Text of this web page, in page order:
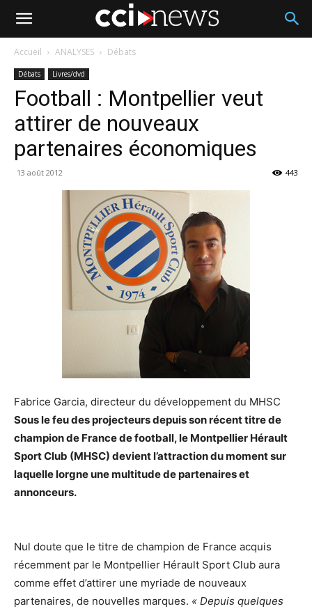
Accueil ANALYSES Débats
Débats Livres/dvd
Football : Montpellier veut
attirer de nouveaux
partenaires économiques
13 août 2012 443
Fabrice Garcia, directeur du développement du MHSC
Sous le feu des projecteurs depuis son récent titre de
champion de France de football, le Montpellier Hérault
Sport Club (MHSC) devient l’attraction du moment sur
laquelle lorgne une multitude de partenaires et
annonceurs.
Nul doute que le titre de champion de France acquis
récemment par le Montpellier Hérault Sport Club aura
comme effet d’attirer une myriade de nouveaux
partenaires, de nouvelles marques. « Depuis quelques